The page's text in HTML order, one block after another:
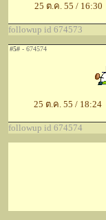
25 ต.ค. 55 / 16:30
followup id 674573
#5# - 674574
25 ต.ค. 55 / 18:24
followup id 674574